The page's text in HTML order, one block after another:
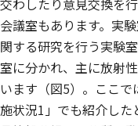
交わしたり意見交換を
会議室もあります。実
関する研究を行う実験
室に分かれ、主に放射
います（図5）。ここ
施状況1」でも紹介した